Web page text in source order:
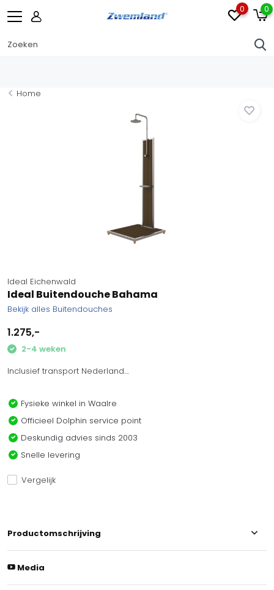
0 0
Home
Ideal Eichenwald
Ideal Buitendouche Bahama
Bekijk alles Buitendouches
1.275,-
2-4 weken
Inclusief transport Nederland....
Fysieke winkel in Waalre
Officieel Dolphin service point
Deskundig advies sinds 2003
Snelle levering
Vergelijk
Productomschrijving
Media